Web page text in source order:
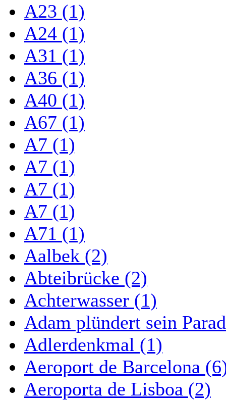
A23 (1)
A24 (1)
A31 (1)
A36 (1)
A40 (1)
A67 (1)
A7 (1)
A7 (1)
A7 (1)
A7 (1)
A71 (1)
Aalbek (2)
Abteibrücke (2)
Achterwasser (1)
Adam plündert sein
Adlerdenkmal (1)
Aeroport de Barcelona
Aeroporta de Lisboa (2)